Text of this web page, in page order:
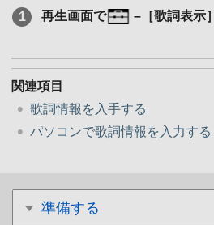
準備する
再生画面で –［歌詞表示
関連項目
歌詞情報を入手する
パソコンで歌詞情報を入力する